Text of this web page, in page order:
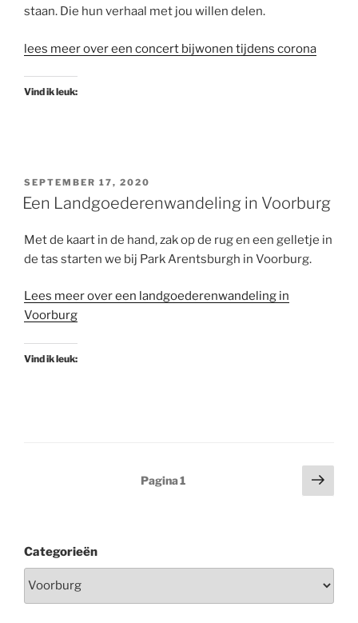
staan. Die hun verhaal met jou willen delen.
lees meer over een concert bijwonen tijdens corona
Vind ik leuk:
GEPLAATST
OP
SEPTEMBER 17, 2020
Een Landgoederenwandeling in Voorburg
Met de kaart in de hand, zak op de rug en een gelletje in
de tas starten we bij Park Arentsburgh in Voorburg.
Lees meer over een landgoederenwandeling in
Voorburg
Vind ik leuk:
Pagina1
Categorieën